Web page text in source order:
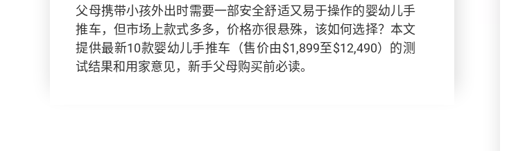
父母携带小孩外出时需要一部安全舒适又易于操作的婴幼儿手
推车，但市场上款式多多，价格亦很悬殊，该如何选择？本文
提供最新10款婴幼儿手推车（售价由$1,899至$12,490）的测
试结果和用家意见，新手父母购买前必读。